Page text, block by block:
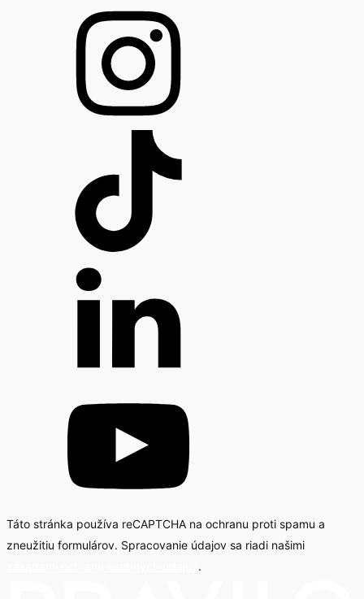
Táto stránka používa reCAPTCHA na ochranu proti spamu a
zneužitiu formulárov. Spracovanie údajov sa riadi našimi
.